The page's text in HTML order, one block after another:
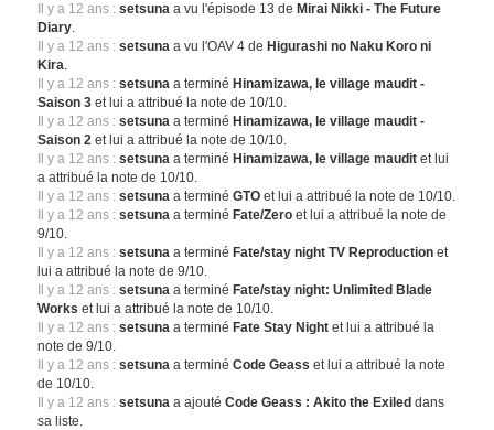
Il y a 12 ans : setsuna a vu l'épisode 13 de Mirai Nikki - The Future
Diary.
Il y a 12 ans : setsuna a vu l'OAV 4 de Higurashi no Naku Koro ni
Kira.
Il y a 12 ans : setsuna a terminé Hinamizawa, le village maudit -
Saison 3 et lui a attribué la note de 10/10.
Il y a 12 ans : setsuna a terminé Hinamizawa, le village maudit -
Saison 2 et lui a attribué la note de 10/10.
Il y a 12 ans : setsuna a terminé Hinamizawa, le village maudit et lui
a attribué la note de 10/10.
Il y a 12 ans : setsuna a terminéGTO et lui a attribué la note de 10/10.
Il y a 12 ans : setsuna a terminé Fate/Zero et lui a attribué la note de
9/10.
Il y a 12 ans : setsuna a terminé Fate/stay night TV Reproduction et
lui a attribué la note de 9/10.
Il y a 12 ans : setsuna a terminé Fate/stay night: Unlimited Blade
Works et lui a attribué la note de 10/10.
Il y a 12 ans : setsuna a terminé Fate Stay Night et lui a attribué la
note de 9/10.
Il y a 12 ans : setsuna a terminéCode Geass et lui a attribué la note
de 10/10.
Il y a 12 ans : setsuna a ajoutéCode Geass : Akito the Exileddans
sa liste.